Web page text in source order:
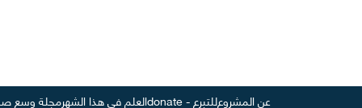
عن المشروعللتبرع - donate العلم في هذا الشهرمجلة وسع